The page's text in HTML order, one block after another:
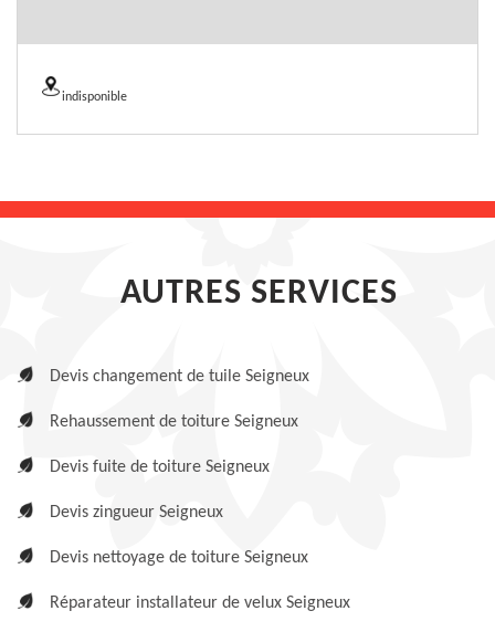
indisponible
AUTRES SERVICES
Devis changement de tuile Seigneux
Rehaussement de toiture Seigneux
Devis fuite de toiture Seigneux
Devis zingueur Seigneux
Devis nettoyage de toiture Seigneux
Réparateur installateur de velux Seigneux